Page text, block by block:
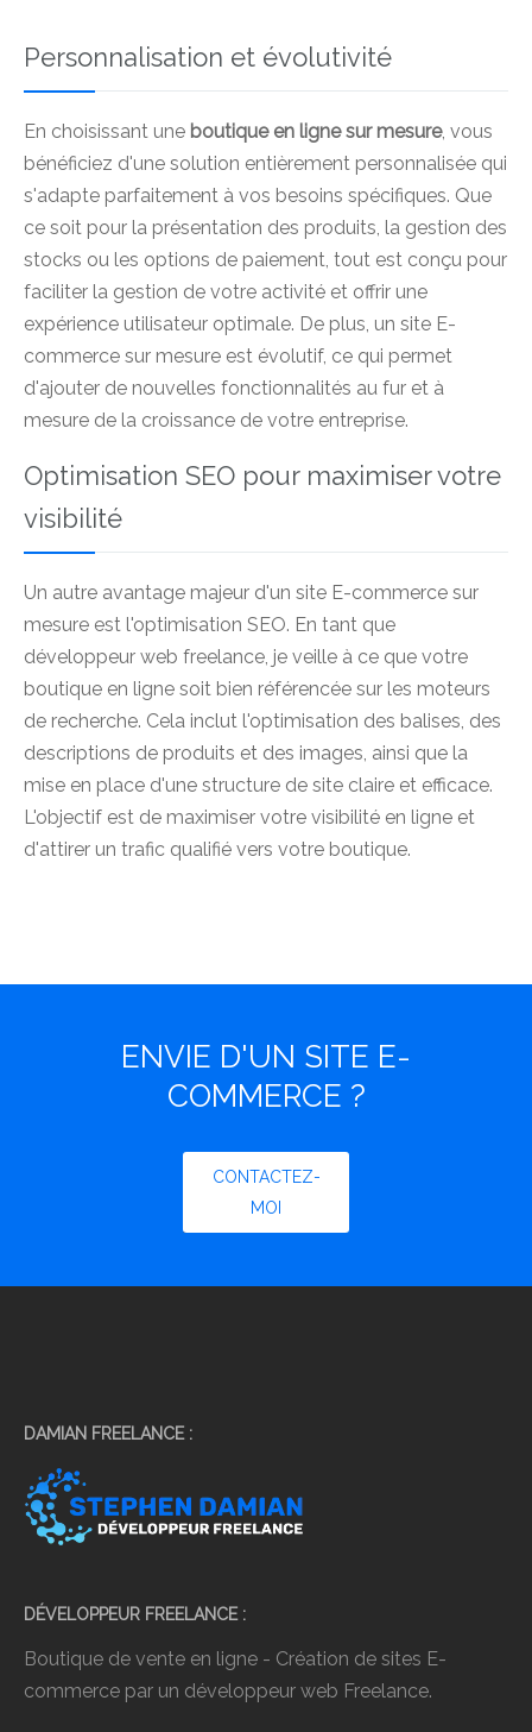
Personnalisation et évolutivité
En choisissant une boutique en ligne sur mesure, vous
bénéficiez d'une solution entièrement personnalisée qui
s'adapte parfaitement à vos besoins spécifiques. Que
ce soit pour la présentation des produits, la gestion des
stocks ou les options de paiement, tout est conçu pour
faciliter la gestion de votre activité et offrir une
expérience utilisateur optimale. De plus, un site E-
commerce sur mesure est évolutif, ce qui permet
d'ajouter de nouvelles fonctionnalités au fur et à
mesure de la croissance de votre entreprise.
Optimisation SEO pour maximiser votre
visibilité
Un autre avantage majeur d'un site E-commerce sur
mesure est l'optimisation SEO. En tant que
développeur web freelance, je veille à ce que votre
boutique en ligne soit bien référencée sur les moteurs
de recherche. Cela inclut l'optimisation des balises, des
descriptions de produits et des images, ainsi que la
mise en place d'une structure de site claire et efficace.
L'objectif est de maximiser votre visibilité en ligne et
d'attirer un trafic qualifié vers votre boutique.
ENVIE D'UN SITE E-
COMMERCE ?
CONTACTEZ-
MOI
DAMIAN FREELANCE
DÉVELOPPEUR FREELANCE
Boutique de vente en ligne - Création de sites E-
commerce par un développeur web Freelance.